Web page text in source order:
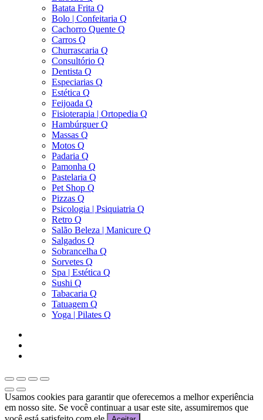
Batata Frita Q
Bolo | Confeitaria Q
Cachorro Quente Q
Carros Q
Churrascaria Q
Consultório Q
Dentista Q
Especiarias Q
Estética Q
Feijoada Q
Fisioterapia | Ortopedia Q
Hambúrguer Q
Massas Q
Motos Q
Padaria Q
Pamonha Q
Pastelaria Q
Pet Shop Q
Pizzas Q
Psicologia | Psiquiatria Q
Retro Q
Salão Beleza | Manicure Q
Salgados Q
Sobrancelha Q
Sorvetes Q
Spa | Estética Q
Sushi Q
Tabacaria Q
Tatuagem Q
Yoga | Pilates Q
Usamos cookies para garantir que oferecemos a melhor experiência
em nosso site. Se você continuar a usar este site, assumiremos que